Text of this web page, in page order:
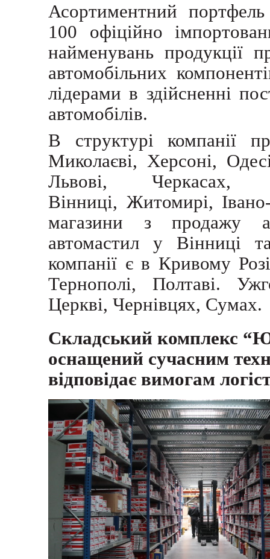
Асортиментний
100 офіційно
найменувань продукції
автомобільних
лідерами в здійсненні
автомобілів.
В структурі компанії
Миколаєві, Херсоні,
Львові, Черкасах,
Вінниці, Житомирі,
магазини з продажу
автомастил у Вінниці
компанії є в Кривому
Тернополі, Полтаві.
Церкві, Чернівцях, Сумах.
Складський комплекс
оснащений сучасним
відповідає вимогам